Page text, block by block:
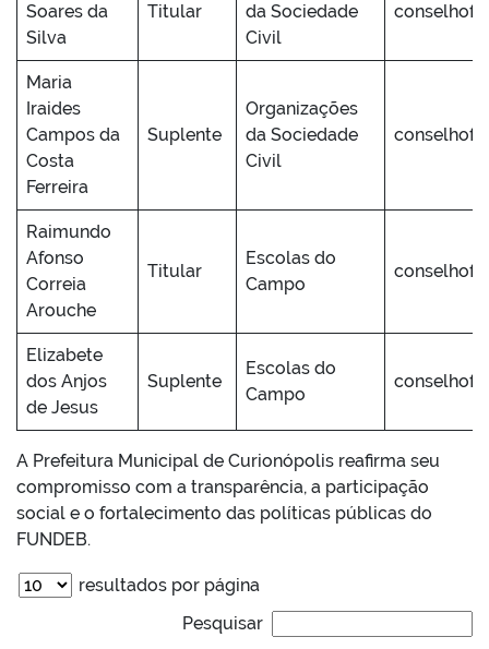
Soares da
Silva
Titular
da Sociedade
Civil
Maria
Iraides
Campos da
Costa
Ferreira
Suplente
Organizações
da Sociedade
Civil
Raimundo
Afonso
Correia
Arouche
Titular
Escolas do
Campo
Elizabete
dos Anjos
de Jesus
Suplente
Escolas do
Campo
A Prefeitura Municipal de Curionópolis reafirma seu
compromisso com a transparência, a participação
social e o fortalecimento das políticas públicas do
FUNDEB.
resultados por página
Pesquisar